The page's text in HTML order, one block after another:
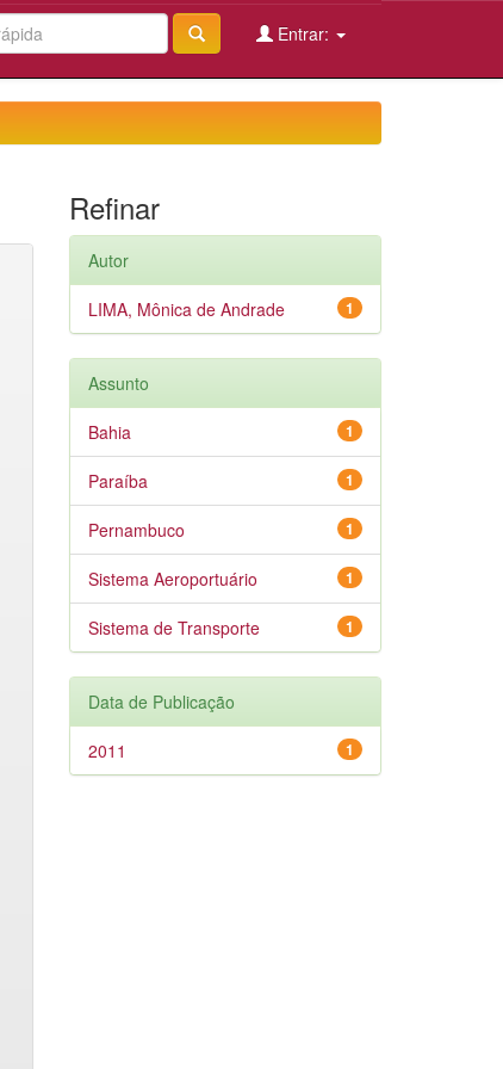
Entrar:
Refinar
Autor
1
LIMA, Mônica de Andrade
Assunto
1
Bahia
1
Paraíba
1
Pernambuco
1
Sistema Aeroportuário
1
Sistema de Transporte
Data de Publicação
1
2011